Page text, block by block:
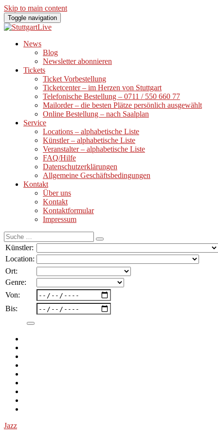
Skip to main content
Toggle navigation
News
Blog
Newsletter abonnieren
Tickets
Ticket Vorbestellung
Ticketcenter – im Herzen von Stuttgart
Telefonische Bestellung – 0711 / 550 660 77
Mailorder – die besten Plätze persönlich ausgewählt
Online Bestellung – nach Saalplan
Service
Locations – alphabetische Liste
Künstler – alphabetische Liste
Veranstalter – alphabetische Liste
FAQ/Hilfe
Datenschutzerklärungen
Allgemeine Geschäftsbedingungen
Kontakt
Über uns
Kontakt
Kontaktformular
Impressum
Suche
nach:
Künstler:
Location:
Ort:
Genre:
Von:
Bis:
Jazz